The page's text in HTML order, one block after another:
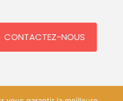
CONTACTEZ-NOUS